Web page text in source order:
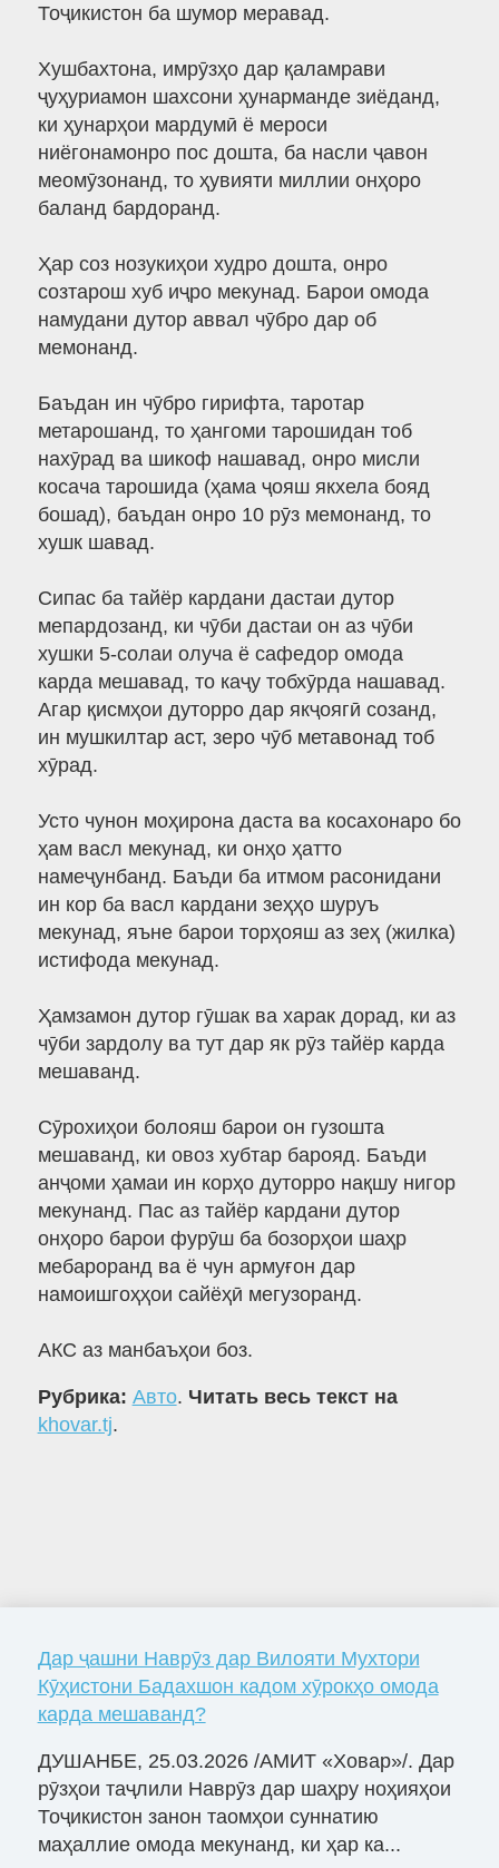
Тоҷикистон ба шумор меравад.
Хушбахтона, имрӯзҳо дар қаламрави
ҷуҳуриамон шахсони ҳунарманде зиёданд,
ки ҳунарҳои мардумӣ ё мероси
ниёгонамонро пос дошта, ба насли ҷавон
меомӯзонанд, то ҳувияти миллии онҳоро
баланд бардоранд.
Ҳар соз нозукиҳои худро дошта, онро
созтарош хуб иҷро мекунад. Барои омода
намудани дутор аввал чӯбро дар об
мемонанд.
Баъдан ин чӯбро гирифта, таротар
метарошанд, то ҳангоми тарошидан тоб
нахӯрад ва шикоф нашавад, онро мисли
косача тарошида (ҳама ҷояш якхела бояд
бошад), баъдан онро 10 рӯз мемонанд, то
хушк шавад.
Сипас ба тайёр кардани дастаи дутор
мепардозанд, ки чӯби дастаи он аз чӯби
хушки 5-солаи олуча ё сафедор омода
карда мешавад, то каҷу тобхӯрда нашавад.
Агар қисмҳои дуторро дар якҷоягӣ созанд,
ин мушкилтар аст, зеро чӯб метавонад тоб
хӯрад.
Усто чунон моҳирона даста ва косахонаро бо
ҳам васл мекунад, ки онҳо ҳатто
намеҷунбанд. Баъди ба итмом расонидани
ин кор ба васл кардани зеҳҳо шуруъ
мекунад, яъне барои торҳояш аз зеҳ (жилка)
истифода мекунад.
Ҳамзамон дутор гӯшак ва харак дорад, ки аз
чӯби зардолу ва тут дар як рӯз тайёр карда
мешаванд.
Сӯрохиҳои болояш барои он гузошта
мешаванд, ки овоз хубтар барояд. Баъди
анҷоми ҳамаи ин корҳо дуторро нақшу нигор
мекунанд. Пас аз тайёр кардани дутор
онҳоро барои фурӯш ба бозорҳои шаҳр
мебароранд ва ё чун армуғон дар
намоишгоҳҳои сайёҳӣ мегузоранд.
АКС аз манбаъҳои боз.
Рубрика: Авто. Читать весь текст на
khovar.tj.
Дар ҷашни Наврӯз дар Вилояти Мухтори
Кӯҳистони Бадахшон кадом хӯрокҳо омода
карда мешаванд?
ДУШАНБЕ, 25.03.2026 /АМИТ «Ховар»/. Дар
рӯзҳои таҷлили Наврӯз дар шаҳру ноҳияҳои
Тоҷикистон занон таомҳои суннатию
маҳаллие омода мекунанд, ки ҳар ка...